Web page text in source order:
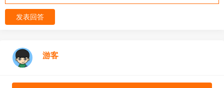
发表回答
游客